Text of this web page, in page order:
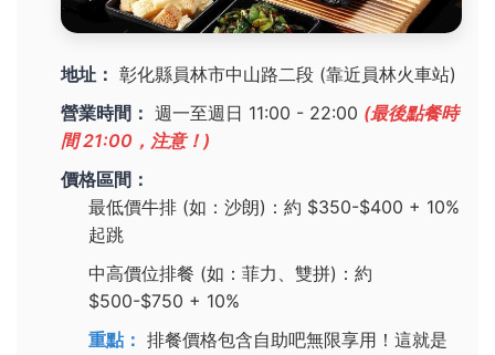
地址： 彰化縣員林市中山路二段 (靠近員林火車站)
營業時間： 週一至週日 11:00 - 22:00 (最後點餐時
間 21:00，注意！)
價格區間：
最低價牛排 (如：沙朗)：約 $350-$400 + 10%
起跳
中高價位排餐 (如：菲力、雙拼)：約
$500-$750 + 10%
重點： 排餐價格包含自助吧無限享用！這就是